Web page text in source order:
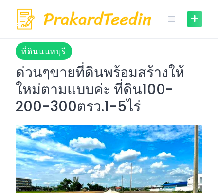
content
ที่ดินนนทบุรี
ด่วนๆขายที่ดินพร้อมสร้างให้
ใหม่ตามแบบค่ะ ที่ดิน100-
200-300ตรว.1-5ไร่